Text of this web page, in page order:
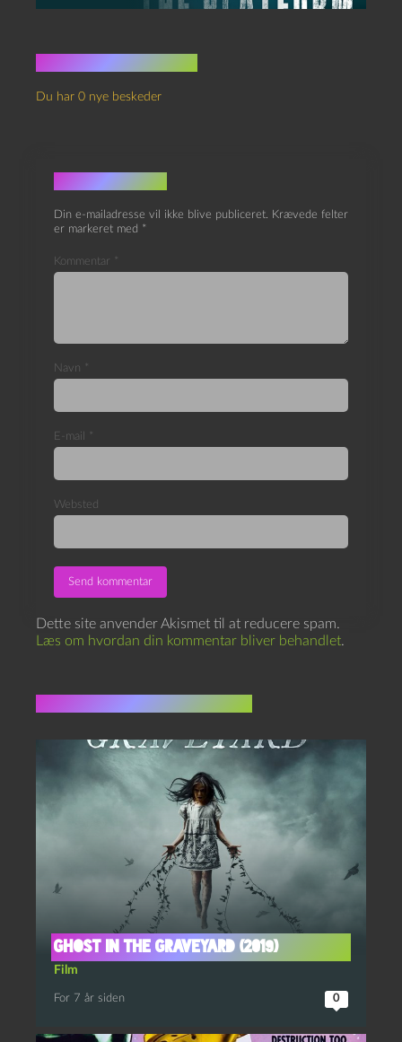
Du har 0 nye beskeder
Skriv et svar
Din e-mailadresse vil ikke blive publiceret. Krævede felter
er markeret med *
Kommentar *
Navn *
E-mail *
Websted
Dette site anvender Akismet til at reducere spam.
Læs om hvordan din kommentar bliver behandlet.
Ghost in the Graveyard (2019)
Film
For 7 år siden 0